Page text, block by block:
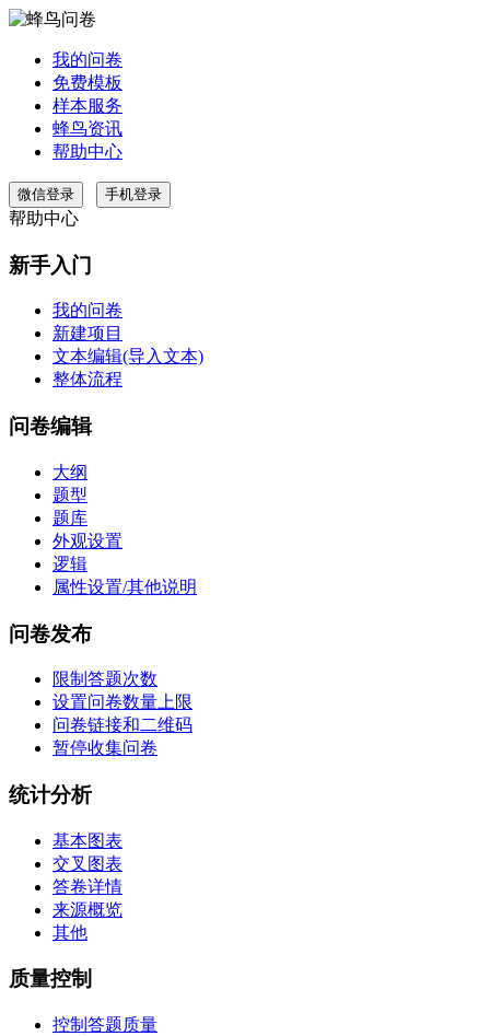
我的问卷
免费模板
样本服务
蜂鸟资讯
帮助中心
微信登录 手机登录
帮助中心
新手入门
我的问卷
新建项目
文本编辑(导入文本)
整体流程
问卷编辑
大纲
题型
题库
外观设置
逻辑
属性设置/其他说明
问卷发布
限制答题次数
设置问卷数量上限
问卷链接和二维码
暂停收集问卷
统计分析
基本图表
交叉图表
答卷详情
来源概览
其他
质量控制
控制答题质量